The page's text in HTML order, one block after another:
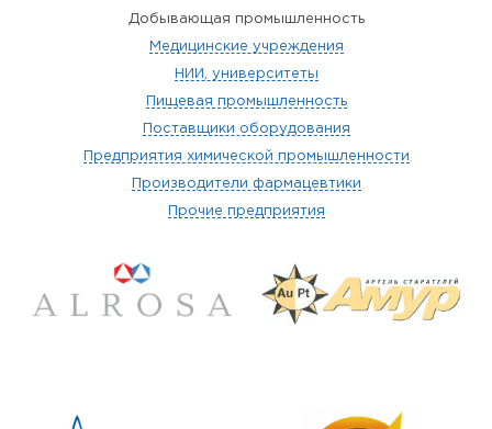
Добывающая промышленность
Медицинские учреждения
НИИ, университеты
Пищевая промышленность
Поставщики оборудования
Предприятия химической промышленности
Производители фармацевтики
Прочие предприятия